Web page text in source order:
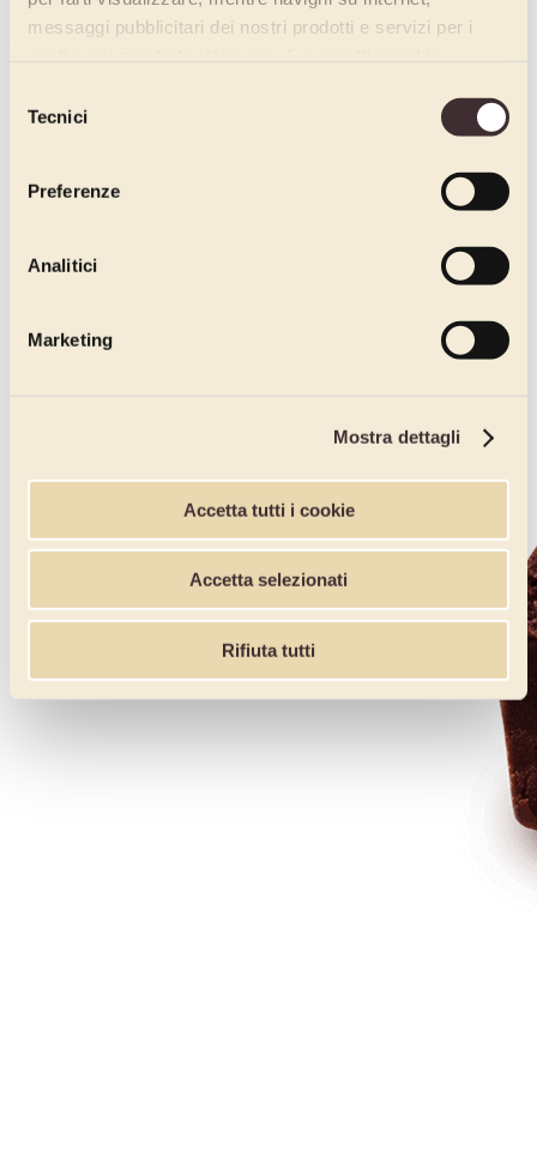
messaggi pubblicitari dei nostri prodotti e servizi per i
delTecnici
Preferenze
Analitici
Marketing
Mostra dettagli
Accetta tutti i cookie
Accetta selezionati
Rifiuta tutti